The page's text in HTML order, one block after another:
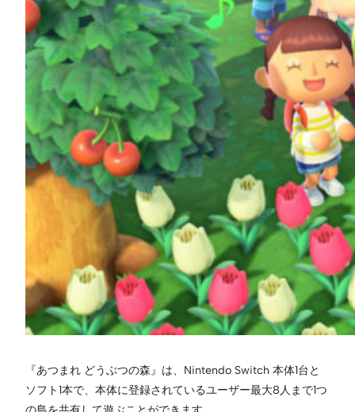
『あつまれ どうぶつの森』は、Nintendo Switch 本体1台と
ソフト1本で、本体に登録されているユーザー最大8人まで1つ